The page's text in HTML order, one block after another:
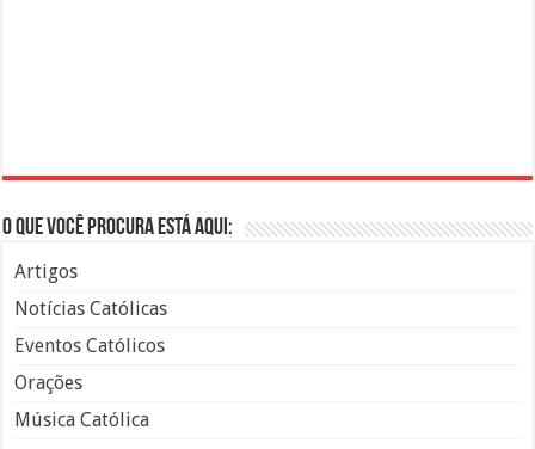
O que você procura está aqui:
Artigos
Notícias Católicas
Eventos Católicos
Orações
Música Católica